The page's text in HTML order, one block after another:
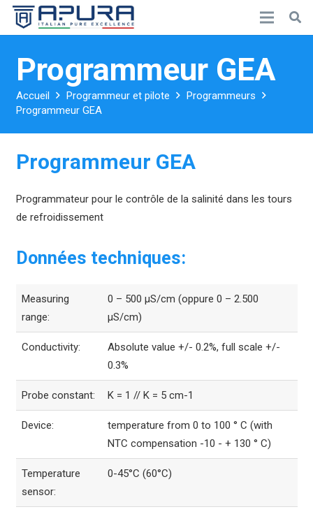
Programmeur GEA
Accueil Programmeur et pilote
Programmeurs
Programmeur GEA
Programmeur GEA
Programmateur pour le contrôle de la salinité dans les tours
de refroidissement
Données techniques:
Measuring
range:
0 – 500 µS/cm (oppure 0 – 2.500
µS/cm)
Conductivity:
Absolute value +/- 0.2%, full scale +/-
0.3%
Probe constant: K = 1 // K = 5 cm-1
Device:
temperature from 0 to 100 ° C (with
NTC compensation -10 - + 130 ° C)
Temperature
sensor:
0-45°C (60°C)